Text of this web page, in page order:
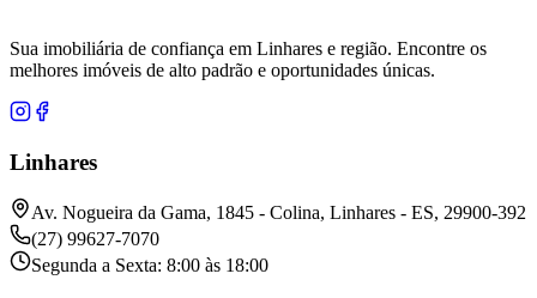
Sua imobiliária de confiança em Linhares e região. Encontre os
melhores imóveis de alto padrão e oportunidades únicas.
Linhares
Av. Nogueira da Gama, 1845 - Colina, Linhares - ES, 29900-392
(27) 99627-7070
Segunda a Sexta: 8:00 às 18:00